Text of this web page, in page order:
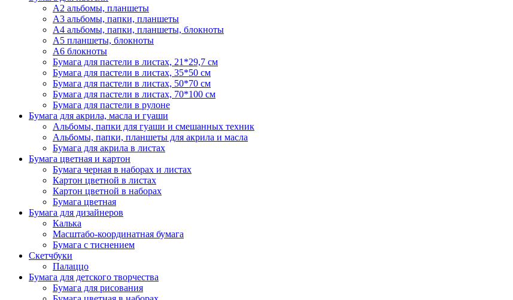
А2 альбомы, планшеты
А3 альбомы, папки, планшеты
А4 альбомы, папки, планшеты, блокноты
А5 планшеты, блокноты
А6 блокноты
Бумага для пастели в листах, 21*29,7 см
Бумага для пастели в листах, 35*50 см
Бумага для пастели в листах, 50*70 см
Бумага для пастели в листах, 70*100 см
Бумага для пастели в рулоне
Бумага для акрила, масла и гуаши
Альбомы, папки для гуаши и смешанных техник
Альбомы, папки, планшеты для акрила и масла
Бумага для акрила в листах
Бумага цветная и картон
Бумага черная в наборах и листах
Картон цветной в листах
Картон цветной в наборах
Бумага цветная
Бумага для дизайнеров
Калька
Масштабо-координатная бумага
Бумага с тиснением
Скетчбуки
Палаццо
Бумага для детского творчества
Бумага для рисования